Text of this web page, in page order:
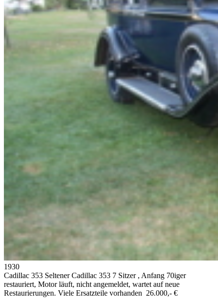
1930
Cadillac 353 Seltener Cadillac 353 7 Sitzer , Anfang 70iger
restauriert, Motor läuft, nicht angemeldet, wartet auf neue
Restaurierungen. Viele Ersatzteile vorhanden 26.000,- €